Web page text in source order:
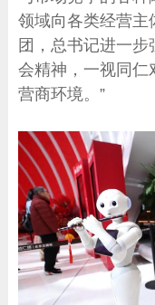
领域向各类经营主
团，总书记进一步
会精神，一视同
营商环境。”